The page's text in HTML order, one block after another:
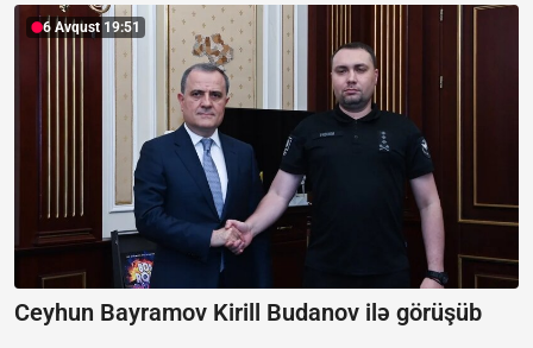
6 Avqust 19:51
Ceyhun Bayramov Kirill Budanov ilə görüşüb